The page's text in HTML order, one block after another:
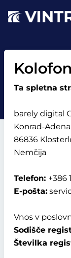
Kolofon
Ta spletna
barely digital
Konrad-
86836
Nemčija
Telefon: +386
E-pošta:
Vnos v
Sodišče
Številka